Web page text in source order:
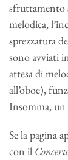
sfruttamento
melodica,
sprezzatura
sono avviati
attesa di
all’oboe),
Insomma,
Se la pagina
con il